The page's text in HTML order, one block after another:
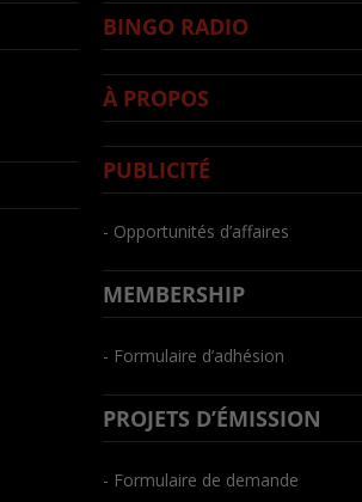
BINGO RADIO
À PROPOS
PUBLICITÉ
- Opportunités d’affaires
MEMBERSHIP
- Formulaire d’adhésion
PROJETS D’ÉMISSION
- Formulaire de demande